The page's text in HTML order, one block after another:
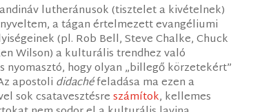
lutheránusok (tisztelet a kivételnek)
a tágan értelmezett evangéliumi
(pl. Rob Bell, Steve Chalke, Chuck
Wilson) a kulturális trendhez való
hogy olyan „billegő körzetekért”
apostoli didachéfeladása ma ezen a
sok csatavesztésreszámítok, kellemes